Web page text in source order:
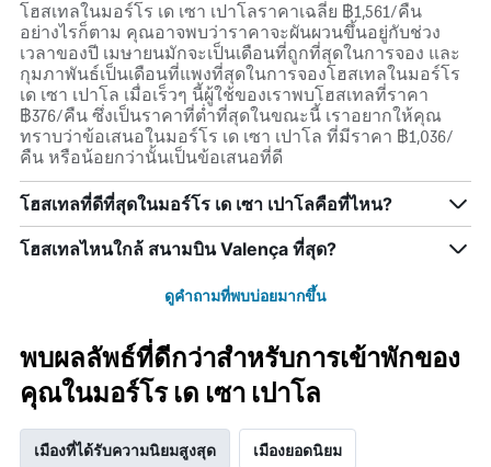
โฮสเทลในมอร์โร เด เซา เปาโลราคาเฉลี่ย ฿1,561/คืน
อย่างไรก็ตาม คุณอาจพบว่าราคาจะผันผวนขึ้นอยู่กับช่วง
เวลาของปี เมษายนมักจะเป็นเดือนที่ถูกที่สุดในการจอง และ
กุมภาพันธ์เป็นเดือนที่แพงที่สุดในการจองโฮสเทลในมอร์โร
เด เซา เปาโล เมื่อเร็วๆ นี้ผู้ใช้ของเราพบโฮสเทลที่ราคา
฿376/คืน ซึ่งเป็นราคาที่ต่ำที่สุดในขณะนี้ เราอยากให้คุณ
ทราบว่าข้อเสนอในมอร์โร เด เซา เปาโล ที่มีราคา ฿1,036/
คืน หรือน้อยกว่านั้นเป็นข้อเสนอที่ดี
โฮสเทลที่ดีที่สุดในมอร์โร เด เซา เปาโลคือที่ไหน?
โฮสเทลไหนใกล้ สนามบิน Valença ที่สุด?
ดูคำถามที่พบบ่อยมากขึ้น
พบผลลัพธ์ที่ดีกว่าสำหรับการเข้าพักของ
คุณในมอร์โร เด เซา เปาโล
เมืองที่ได้รับความนิยมสูงสุด เมืองยอดนิยม